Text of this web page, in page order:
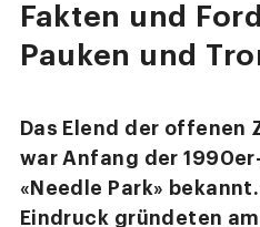
Fakten und
Pauken und
Das Elend der offenen
war Anfang der
«Needle Park»
Eindruck gründeten am